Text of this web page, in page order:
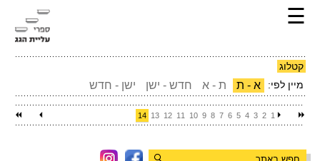
☰
קטלוג
מיין לפי:
א - ת ת - א חדש - ישן ישן - חדש
1
2
3
4
5
6
7
8
9
10
11
12
13
14